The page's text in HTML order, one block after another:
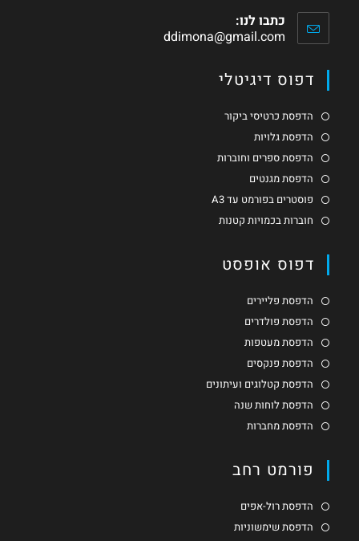
כתבו לנו:
ddimona@gmail.com
דפוס דיגיטלי
הדפסת כרטיסי ביקור
הדפסת גלויות
הדפסת ספרים וחוברות
הדפסת מגנטים
פוסטרים בפורמט עד A3
חוברות בכמויות קטנות
דפוס אופסט
הדפסת פליירים
הדפסת פולדרים
הדפסת מעטפות
הדפסת פנקסים
הדפסת קטלוגים ועיתונים
הדפסת לוחות שנה
הדפסת מחברות
פורמט רחב
הדפסת רול-אפים
הדפסת שימשוניות